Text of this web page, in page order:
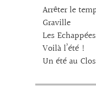
Arrêter le
Graville
Les
Voilà l’été !
Un été au